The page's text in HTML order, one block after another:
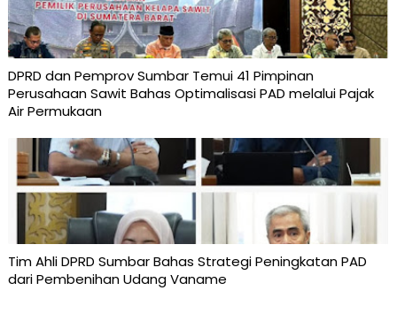
DPRD dan Pemprov Sumbar Temui 41 Pimpinan
Perusahaan Sawit Bahas Optimalisasi PAD melalui Pajak
Air Permukaan
Tim Ahli DPRD Sumbar Bahas Strategi Peningkatan PAD
dari Pembenihan Udang Vaname